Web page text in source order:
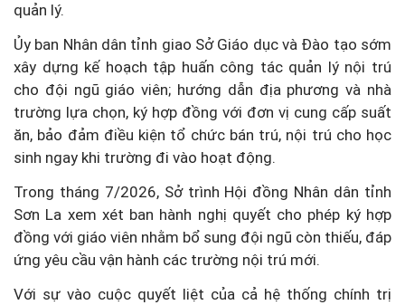
quản lý.
Ủy ban Nhân dân tỉnh giao Sở Giáo dục và Đào tạo sớm
xây dựng kế hoạch tập huấn công tác quản lý nội trú
cho đội ngũ giáo viên; hướng dẫn địa phương và nhà
trường lựa chọn, ký hợp đồng với đơn vị cung cấp suất
ăn, bảo đảm điều kiện tổ chức bán trú, nội trú cho học
sinh ngay khi trường đi vào hoạt động.
Trong tháng 7/2026, Sở trình Hội đồng Nhân dân tỉnh
Sơn La xem xét ban hành nghị quyết cho phép ký hợp
đồng với giáo viên nhằm bổ sung đội ngũ còn thiếu, đáp
ứng yêu cầu vận hành các trường nội trú mới.
Với sự vào cuộc quyết liệt của cả hệ thống chính trị